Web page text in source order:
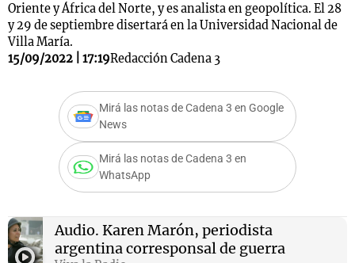
Oriente y África del Norte, y es analista en geopolítica. El 28
y 29 de septiembre disertará en la Universidad Nacional de
Villa María.
15/09/2022 | 17:19Redacción Cadena 3
Mirá las notas de Cadena 3 en Google
News
Mirá las notas de Cadena 3 en
WhatsApp
Audio. Karen Marón, periodista
argentina corresponsal de guerra